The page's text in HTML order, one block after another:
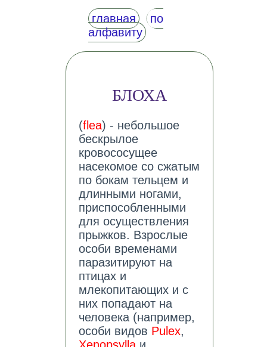
главная
по
алфавиту
БЛОХА
(flea) - небольшое
бескрылое
кровососущее
насекомое со сжатым
по бокам тельцем и
длинными ногами,
приспособленными
для осуществления
прыжков. Взрослые
особи временами
паразитируют на
птицах и
млекопитающих и с
них попадают на
человека (например,
особи видов Pulex,